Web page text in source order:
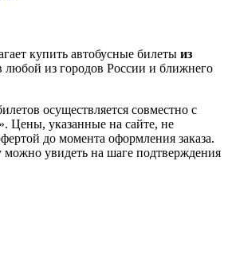
купить автобусные билеты из
любой из городов России и ближнего
осуществляется совместно с
Цены, указанные на сайте, не
до момента оформления заказа.
увидеть на шаге подтверждения